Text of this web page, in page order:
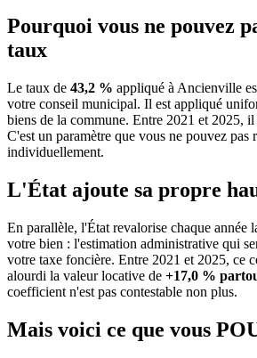
Pourquoi vous ne pouvez
taux
Le taux de 43,2 % appliqué à Ancienville
votre conseil municipal. Il est appliqué
biens de la commune. Entre 2021 et 2025, il
C'est un paramètre que vous ne pouvez pas
individuellement.
L'État ajoute sa propre
En parallèle, l'État revalorise chaque année
votre bien : l'estimation administrative qui
votre taxe foncière. Entre 2021 et 2025, ce
alourdi la valeur locative de +17,0 %
coefficient n'est pas contestable non plus.
Mais voici ce que vous